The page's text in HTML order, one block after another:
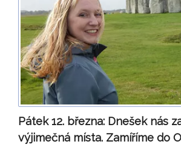
Pátek 12. března: Dnešek nás
výjimečná místa. Zamíříme do